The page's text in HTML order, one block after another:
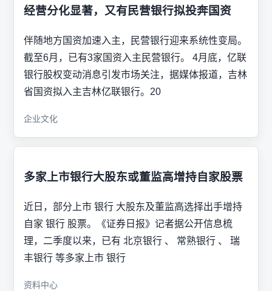
经营分化显著，又有民营银行拟投奔国资
伴随地方国资加速入主，民营银行迎来系统性变局。
截至6月，已有3家国资入主民营银行。 4月底，亿联
银行股权变动消息引发市场关注，据媒体报道，吉林
省国资拟入主吉林亿联银行。20
企业文化
多家上市银行大股东或董监高增持自家股票
近日，部分上市 银行 大股东及董监高选择出手增持
自家 银行 股票。《证券日报》记者据公开信息梳
理，二季度以来，已有 北京银行 、 常熟银行 、 瑞
丰银行 等多家上市 银行
资料中心